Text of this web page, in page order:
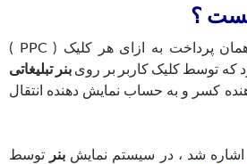
؟
یا همان پرداخت به ازای هر کلیک ( PPC )
که توسط کلیک کاربر بر روی بنر تبلیغاتی
کسر و به حساب نمایش دهنده انتقال
اشاره شد ، در سیستم نمایش بنر توسط